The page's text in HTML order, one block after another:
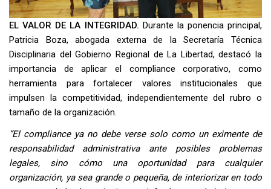
EL VALOR DE LA INTEGRIDAD. Durante la ponencia principal,
Patricia Boza, abogada externa de la Secretaría Técnica
Disciplinaria del Gobierno Regional de La Libertad, destacó la
importancia de aplicar el compliance corporativo, como
herramienta para fortalecer valores institucionales que
impulsen la competitividad, independientemente del rubro o
tamaño de la organización.
“El compliance ya no debe verse solo como un eximente de
responsabilidad administrativa ante posibles problemas
legales, sino cómo una oportunidad para cualquier
organización, ya sea grande o pequeña, de interiorizar en todo